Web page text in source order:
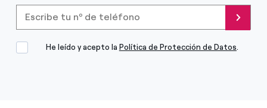
Enviar
He leído y acepto la Política de Protección de Datos.